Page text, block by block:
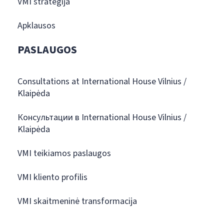
Apklausos
PASLAUGOS
Consultations at International House Vilnius /
Klaipėda
Консультации в International House Vilnius /
Klaipėda
VMI teikiamos paslaugos
VMI kliento profilis
VMI skaitmeninė transformacija